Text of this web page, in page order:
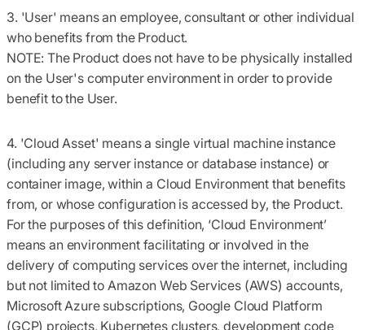
3. 'User' means an employee, consultant or other individual
who benefits from the Product.
NOTE: The Product does not have to be physically installed
on the User's computer environment in order to provide
benefit to the User.
4. 'Cloud Asset' means a single virtual machine instance
(including any server instance or database instance) or
container image, within a Cloud Environment that benefits
from, or whose configuration is accessed by, the Product.
For the purposes of this definition, ‘Cloud Environment’
means an environment facilitating or involved in the
delivery of computing services over the internet, including
but not limited to Amazon Web Services (AWS) accounts,
Microsoft Azure subscriptions, Google Cloud Platform
(GCP) projects, Kubernetes clusters, development code